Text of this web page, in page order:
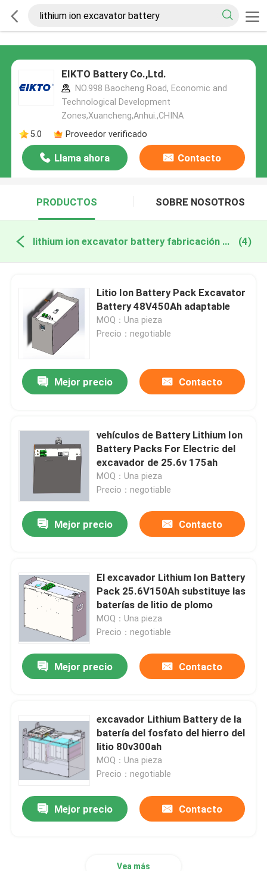
EIKTO Battery Co.,Ltd.
NO.998 Baocheng Road, Economic and
Technological Development
Zones,Xuancheng,Anhui.,CHINA
5.0
Proveedor verificado
Llama ahora Contacto
PRODUCTOS SOBRE NOSOTROS
lithium ion excavator battery fabricación en línea (4)
Litio Ion Battery Pack Excavator
Battery 48V450Ah adaptable
MOQ：Una pieza
Precio：negotiable
Mejor precio Contacto
vehículos de Battery Lithium Ion
Battery Packs For Electric del
excavador de 25.6v 175ah
MOQ：Una pieza
Precio：negotiable
Mejor precio Contacto
El excavador Lithium Ion Battery
Pack 25.6V150Ah substituye las
baterías de litio de plomo
MOQ：Una pieza
Precio：negotiable
Mejor precio Contacto
excavador Lithium Battery de la
batería del fosfato del hierro del
litio 80v300ah
MOQ：Una pieza
Precio：negotiable
Mejor precio Contacto
Vea más